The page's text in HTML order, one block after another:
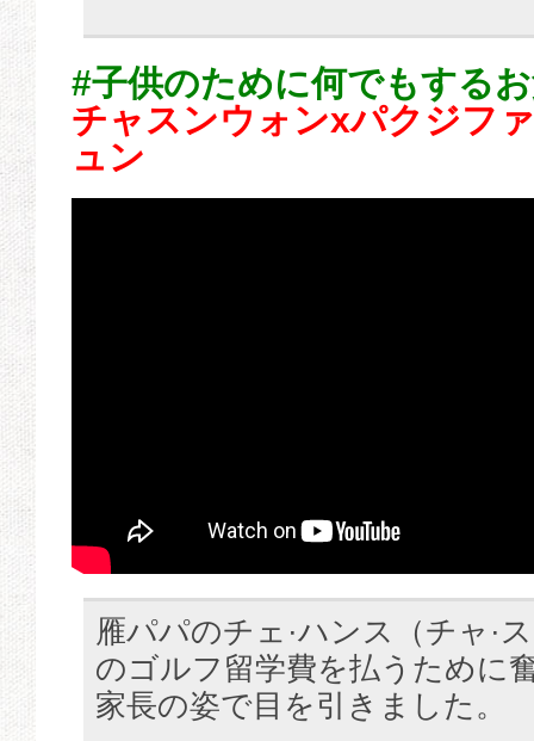
#子供のために何でもする
チャスンウォンxパクジフ
ュン
雁パパのチェ·ハンス（チャ·
のゴルフ留学費を払うために
家長の姿で目を引きました。